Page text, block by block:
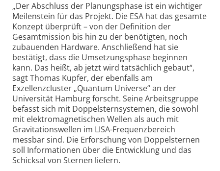
„Der Abschluss der Planungsphase ist ein wichtiger
Meilenstein für das Projekt. Die ESA hat das gesamte
Konzept überprüft – von der Definition der
Gesamtmission bis hin zu der benötigten, noch
zubauenden Hardware. Anschließend hat sie
bestätigt, dass die Umsetzungsphase beginnen
kann. Das heißt, ab jetzt wird tatsächlich gebaut“,
sagt Thomas Kupfer, der ebenfalls am
Exzellenzcluster „Quantum Universe“ an der
Universität Hamburg forscht. Seine Arbeitsgruppe
befasst sich mit Doppelsternsystemen, die sowohl
mit elektromagnetischen Wellen als auch mit
Gravitationswellen im LISA-Frequenzbereich
messbar sind. Die Erforschung von Doppelsternen
soll Informationen über die Entwicklung und das
Schicksal von Sternen liefern.